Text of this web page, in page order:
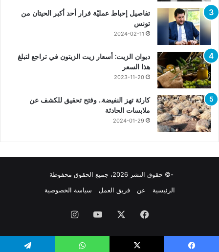
تفاصيل إحباط عمليّة فرار أحد أكبر الحيتان من
تونس
2024-02-11
ديوان الزيت: أسعار زيت الزيتون في تراجع لتبلغ
هذا السعر
2023-11-20
كارثة تهز النفيضة.. وفتح تحقيق للكشف عن
ملابسات الحادثة
2024-01-29
-© حقوق النشر 2026، جميع الحقوق محفوظة
الرئيسية
عن فريق العمل سياسة الخصوصية
فيسبوك يوتيوبانستقرام